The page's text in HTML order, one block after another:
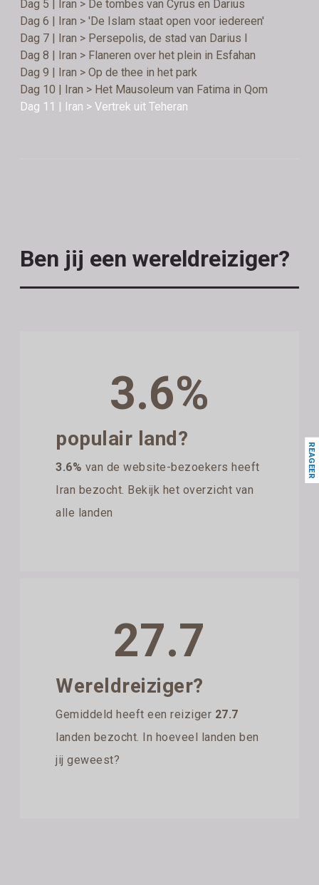
Dag 5 | Iran > De tombes van Cyrus en Darius
Dag 6 | Iran > 'De Islam staat open voor iedereen'
Dag 7 | Iran > Persepolis, de stad van Darius I
Dag 8 | Iran > Flaneren over het plein in Esfahan
Dag 9 | Iran > Op de thee in het park
Dag 10 | Iran > Het Mausoleum van Fatima in Qom
Dag 11 | Iran > Vertrek uit Teheran
Ben jij een wereldreiziger?
3.6%
populair land?
3.6% van de website-bezoekers heeft
Iran bezocht. Bekijk het overzicht van
alle landen
27.7
Wereldreiziger?
Gemiddeld heeft een reiziger 27.7
landen bezocht. In hoeveel landen ben
jij geweest?
REAGEER